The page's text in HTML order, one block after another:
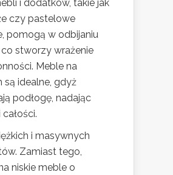
i dodatków, takie jak
czy pastelowe
pomogą w odbijaniu
co stworzy wrażenie
Meble na
są idealne, gdyż
podłogę, nadając
i masywnych
Zamiast tego,
niskie meble o